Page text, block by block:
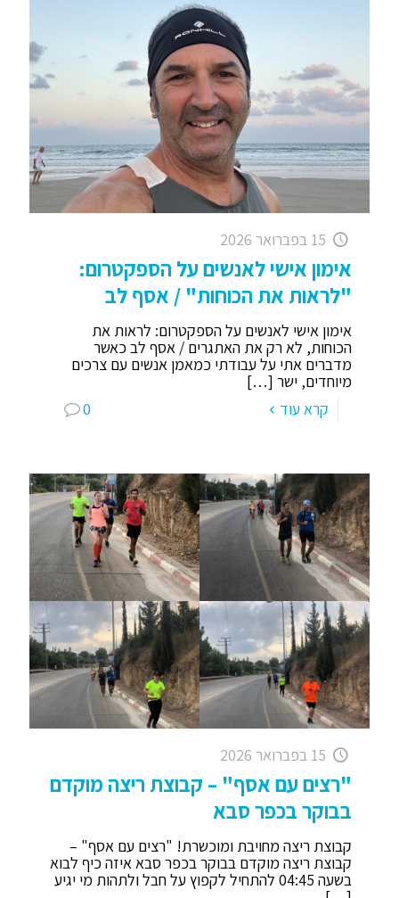
15 בפברואר 2026
אימון אישי לאנשים על הספקטרום:
"לראות את הכוחות" / אסף לב
אימון אישי לאנשים על הספקטרום: לראות את
הכוחות, לא רק את האתגרים / אסף לב כאשר
מדברים אתי על עבודתי כמאמן אנשים עם צרכים
מיוחדים, ישר […]
0
קרא עוד
15 בפברואר 2026
"רצים עם אסף" – קבוצת ריצה מוקדם
בבוקר בכפר סבא
קבוצת ריצה מחויבת ומוכשרת! "רצים עם אסף" –
קבוצת ריצה מוקדם בבוקר בכפר סבא איזה כיף לבוא
בשעה 04:45 להתחיל לקפוץ על חבל ולתהות מי יגיע